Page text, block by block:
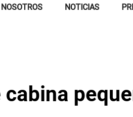
NOTICIAS